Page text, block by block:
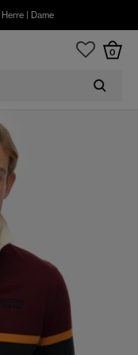
Herre| Dame
0